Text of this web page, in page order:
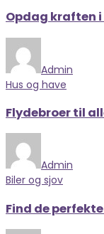
Opdag kraften
Admin
Hus og have
Flydebroer til
Admin
Biler og sjov
Find de